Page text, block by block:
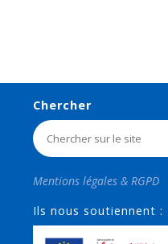
Chercher
Mentions légales & RGPD
Ils nous soutiennent :